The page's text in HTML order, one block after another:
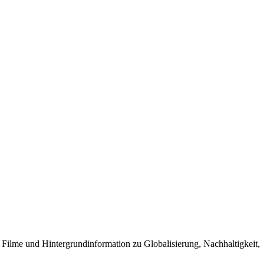
und Hintergrundinformation zu Globalisierung,